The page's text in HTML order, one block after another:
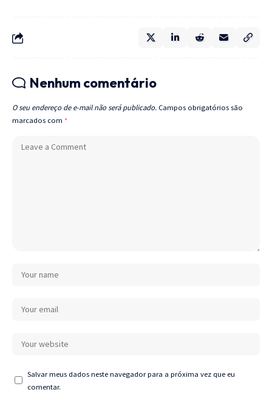
Nenhum comentário
O seu endereço de e-mail não será publicado. Campos obrigatórios são
marcados com *
Salvar meus dados neste navegador para a próxima vez que eu
comentar.